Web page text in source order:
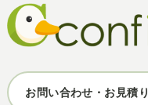
お問い合わせ・お見積り